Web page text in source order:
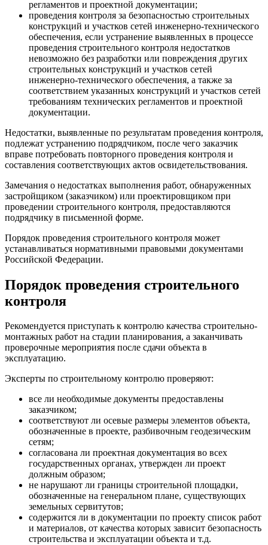
регламентов и проектной документации;
проведения контроля за безопасностью строительных
конструкций и участков сетей инженерно-технического
обеспечения, если устранение выявленных в процессе
проведения строительного контроля недостатков
невозможно без разработки или повреждения других
строительных конструкций и участков сетей
инженерно-технического обеспечения, а также за
соответствием указанных конструкций и участков сетей
требованиям технических регламентов и проектной
документации.
Недостатки, выявленные по результатам проведения контроля,
подлежат устранению подрядчиком, после чего заказчик
вправе потребовать повторного проведения контроля и
составления соответствующих актов освидетельствования.
Замечания о недостатках выполнения работ, обнаруженных
застройщиком (заказчиком) или проектировщиком при
проведении строительного контроля, предоставляются
подрядчику в письменной форме.
Порядок проведения строительного контроля может
устанавливаться нормативными правовыми документами
Российской Федерации.
Порядок проведения строительного
контроля
Рекомендуется приступать к контролю качества строительно-
монтажных работ на стадии планирования, а заканчивать
проверочные мероприятия после сдачи объекта в
эксплуатацию.
Эксперты по строительному контролю проверяют:
все ли необходимые документы предоставлены
заказчиком;
соответствуют ли осевые размеры элементов объекта,
обозначенные в проекте, разбивочным геодезическим
сетям;
согласована ли проектная документация во всех
государственных органах, утвержден ли проект
должным образом;
не нарушают ли границы строительной площадки,
обозначенные на генеральном плане, существующих
земельных сервитутов;
содержится ли в документации по проекту список работ
и материалов, от качества которых зависит безопасность
строительства и эксплуатации объекта и т.д.